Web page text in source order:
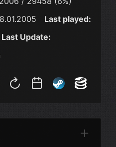
Last played:
Last Update: